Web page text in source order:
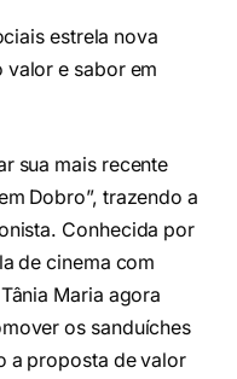
estrela nova
e sabor em
sua mais recente
Dobro”, trazendo a
Conhecida por
de cinema com
Maria agora
os sanduíches
a proposta de valor